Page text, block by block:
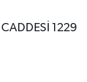
1229